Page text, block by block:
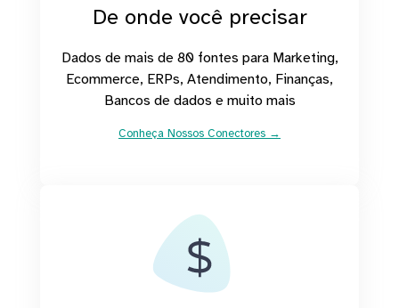
De onde você precisar
Dados de mais de 80 fontes para Marketing,
Ecommerce, ERPs, Atendimento, Finanças,
Bancos de dados e muito mais
Conheça Nossos Conectores →